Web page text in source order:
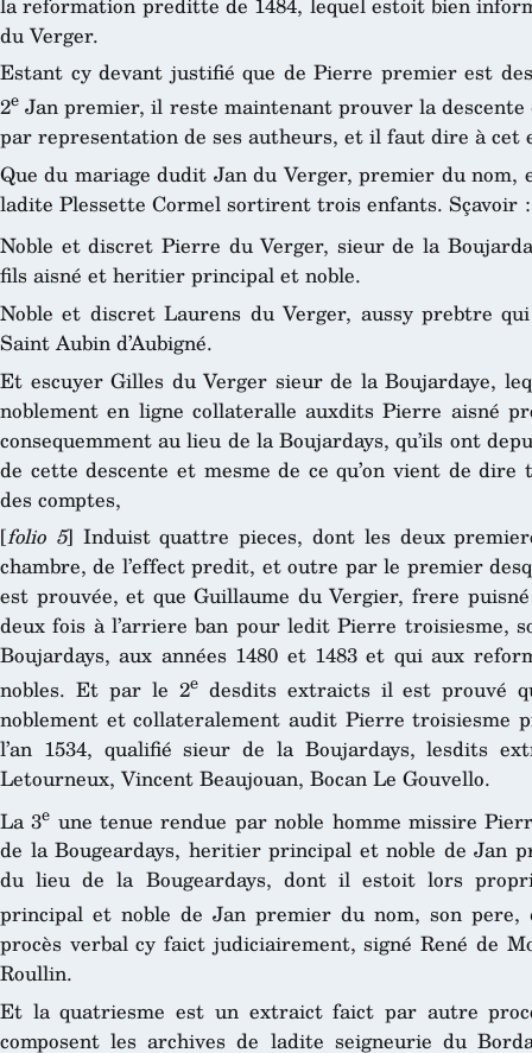
du Verger.
Estant cy devant justifié que de Pierre premier est
2e Jan premier, il reste maintenant prouver la
par representation de ses autheurs, et il faut dire à cet
Que du mariage dudit Jan du Verger, premier du nom,
ladite Plessette Cormel sortirent trois enfants. Sçavoir :
Noble et discret Pierre du Verger, sieur de la
fils aisné et heritier principal et noble.
Noble et discret Laurens du Verger, aussy prebtre
Saint Aubin d’Aubigné.
Et escuyer Gilles du Verger sieur de la Boujardaye,
noblement en ligne collateralle auxdits Pierre aisné
consequemment au lieu de la Boujardays, qu’ils ont
de cette descente et mesme de ce qu’on vient de
des comptes,
[folio 5] Induist quattre pieces, dont les deux
chambre, de l’effect predit, et outre par le premier
est prouvée, et que Guillaume du Vergier, frere
deux fois à l’arriere ban pour ledit Pierre troisiesme,
Boujardays, aux années 1480 et 1483 et qui aux
nobles. Et par le 2edesdits extraicts il est prouvé
noblement et collateralement audit Pierre troisiesme
l’an 1534, qualifié sieur de la Boujardays, lesdits
Letourneux, Vincent Beaujouan, Bocan Le Gouvello.
La 3e une tenue rendue par noble homme missire
de la Bougeardays, heritier principal et noble de Jan
du lieu de la Bougeardays, dont il estoit lors
principal et noble de Jan premier du nom, son pere,
procès verbal cy faict judiciairement, signé René de
Roullin.
Et la quatriesme est un extraict faict par autre
composent les archives de ladite seigneurie du